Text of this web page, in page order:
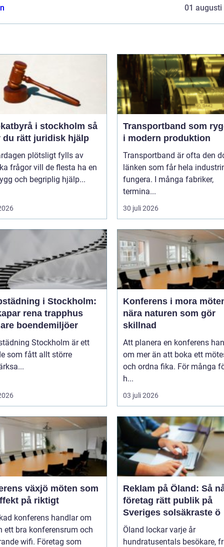
01 augusti
i stockholm så
du rätt juridisk hjälp
plötsligt fylls av
frågor vill de flesta ha en
och begriplig hjälp...
Transportband som
i modern produktion
Transportband är ofta den
länken som får hela
fungera. I många fabriker,
termina...
30 juli 2026
i Stockholm:
rena trapphus
boendemiljöer
Stockholm är ett
som fått allt större
Konferens i mora möten
nära naturen som gör
skillnad
Att planera en konferens
om mer än att boka ett
och ordna fika. För många
h...
03 juli 2026
växjö möten som
på riktigt
konferens handlar om
ett bra konferensrum och
wifi. Företag som
Reklam på Öland: Så
företag rätt publik på
Sveriges solsäkraste ö
Öland lockar varje år
hundratusentals besökare,